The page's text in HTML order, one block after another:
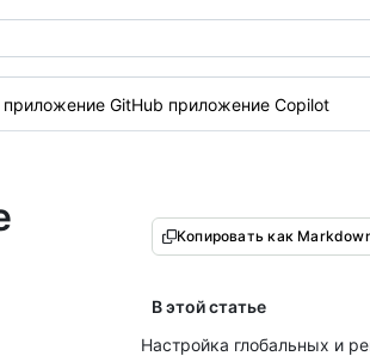
приложение GitHub приложение Copilot
Копировать как
В этой статье
Настройка глобальных и